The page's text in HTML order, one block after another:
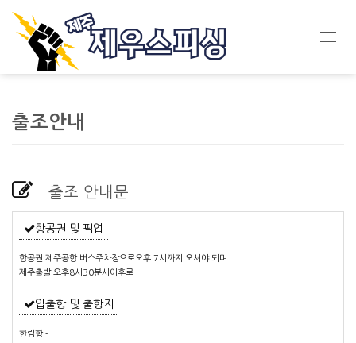
출조안내
출조 안내문
항공권 및 픽업
항공권 제주공항 버스주차장으로오후 7시까지 오셔야 되며
제주출발 오후8시30분시이후로
입출항 및 출항지
한림항~